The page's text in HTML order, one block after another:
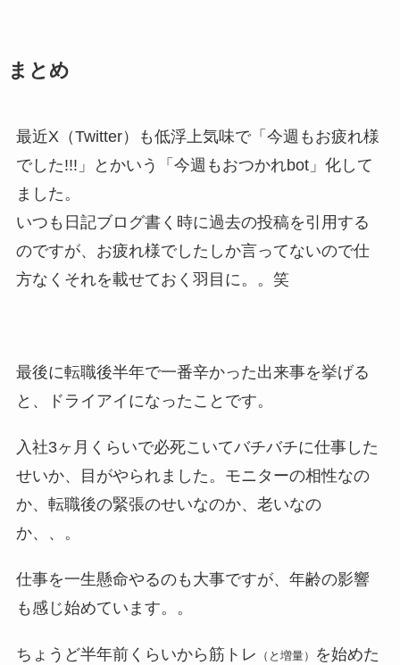
まとめ
最近X（Twitter）も低浮上気味で「今週もお疲れ様
でした!!!」とかいう「今週もおつかれbot」化して
ました。
いつも日記ブログ書く時に過去の投稿を引用する
のですが、お疲れ様でしたしか言ってないので仕
方なくそれを載せておく羽目に。。笑
最後に転職後半年で一番辛かった出来事を挙げる
と、ドライアイになったことです。
入社3ヶ月くらいで必死こいてバチバチに仕事した
せいか、目がやられました。モニターの相性なの
か、転職後の緊張のせいなのか、老いなの
か、、。
仕事を一生懸命やるのも大事ですが、年齢の影響
も感じ始めています。。
ちょうど半年前くらいから筋トレ （と増量）
を始めた